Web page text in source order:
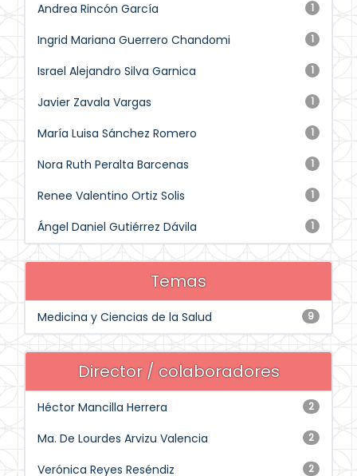
1
Andrea Rincón García
1
Ingrid Mariana Guerrero Chandomi
1
Israel Alejandro Silva Garnica
1
Javier Zavala Vargas
1
María Luisa Sánchez Romero
1
Nora Ruth Peralta Barcenas
1
Renee Valentino Ortiz Solis
1
Ángel Daniel Gutiérrez Dávila
Temas
9
Medicina y Ciencias de la Salud
Director / colaboradores
2
Héctor Mancilla Herrera
2
Ma. De Lourdes Arvizu Valencia
2
Verónica Reyes Reséndiz